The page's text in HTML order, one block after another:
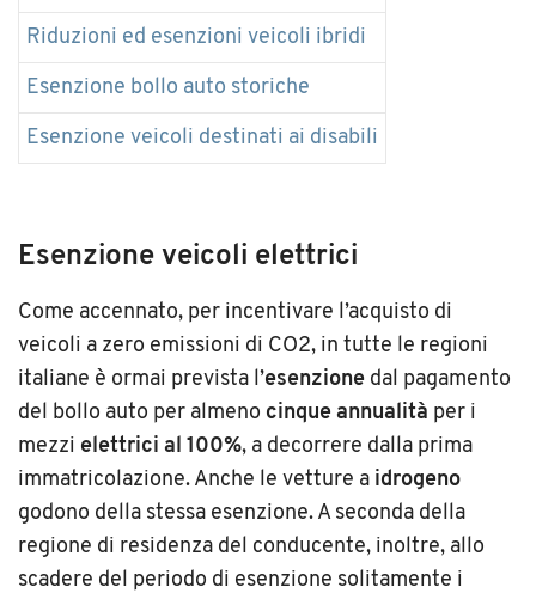
Riduzioni ed esenzioni veicoli ibridi
Esenzione bollo auto storiche
Esenzione veicoli destinati ai disabili
Esenzione veicoli elettrici
Come accennato, per incentivare l’acquisto di
veicoli a zero emissioni di CO2, in tutte le regioni
italiane è ormai prevista l’esenzione dal pagamento
del bollo auto per almeno cinque annualità per i
mezzi elettrici al 100%, a decorrere dalla prima
immatricolazione. Anche le vetture a idrogeno
godono della stessa esenzione. A seconda della
regione di residenza del conducente, inoltre, allo
scadere del periodo di esenzione solitamente i